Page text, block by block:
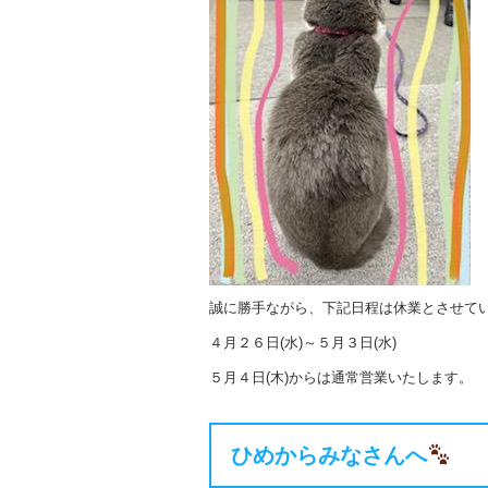
誠に勝手ながら、下記日程は休業とさせて
４月２６日(水)～５月３日(水)
５月４日(木)からは通常営業いたします。
ひめからみなさんへ